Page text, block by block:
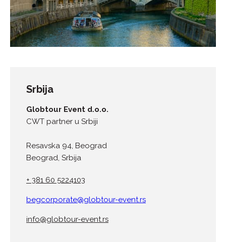
Srbija
Globtour Event d.o.o.
CWT partner u Srbiji
Resavska 94, Beograd
Beograd, Srbija
+ 381 60 5224103
begcorporate@globtour-event.rs
info@globtour-event.rs